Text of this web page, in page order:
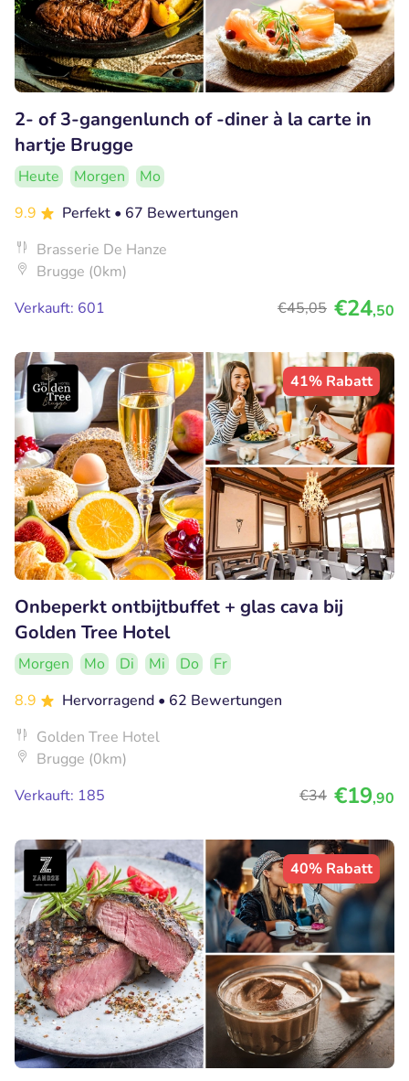
2- of 3-gangenlunch of -diner à la carte in
hartje Brugge
Heute Morgen
Mo
9.9
Perfekt • 67 Bewertungen
Brasserie De Hanze
Brugge (0km)
Verkauft: 601
€45,05 €24,50
41% Rabatt
Onbeperkt ontbijtbuffet + glas cava bij
Golden Tree Hotel
Morgen Mo Di Mi Do
Fr
8.9
Hervorragend • 62 Bewertungen
Golden Tree Hotel
Brugge (0km)
Verkauft: 185
€34 €19,90
40% Rabatt